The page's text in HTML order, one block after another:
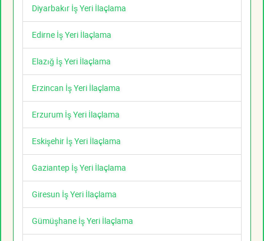
Diyarbakır İş Yeri İlaçlama
Edirne İş Yeri İlaçlama
Elazığ İş Yeri İlaçlama
Erzincan İş Yeri İlaçlama
Erzurum İş Yeri İlaçlama
Eskişehir İş Yeri İlaçlama
Gaziantep İş Yeri İlaçlama
Giresun İş Yeri İlaçlama
Gümüşhane İş Yeri İlaçlama